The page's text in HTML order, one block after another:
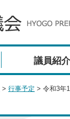
議員紹介
> 行事予定 > 令和3年